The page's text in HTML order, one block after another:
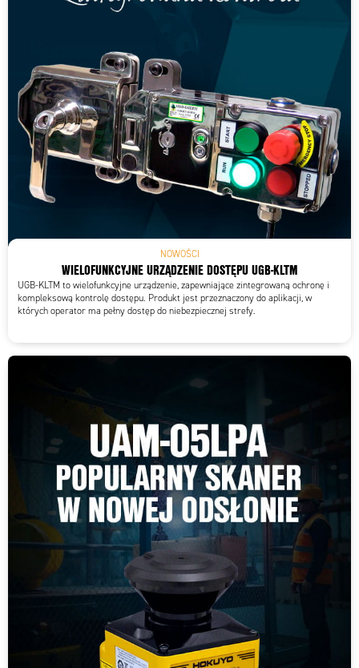
NOWOŚCI
WIELOFUNKCYJNE URZĄDZENIE DOSTĘPU UGB-KLTM
UGB-KLTM to wielofunkcyjne urządzenie, zapewniające zintegrowaną ochronę i
kompleksową kontrolę dostępu. Produkt jest przeznaczony do aplikacji, w
których operator ma pełny dostęp do niebezpiecznej strefy.